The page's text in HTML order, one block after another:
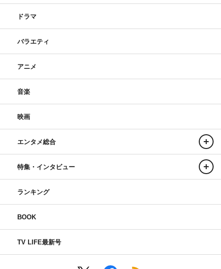
ドラマ
バラエティ
アニメ
音楽
映画
エンタメ総合
特集・インタビュー
ランキング
BOOK
TV LIFE最新号